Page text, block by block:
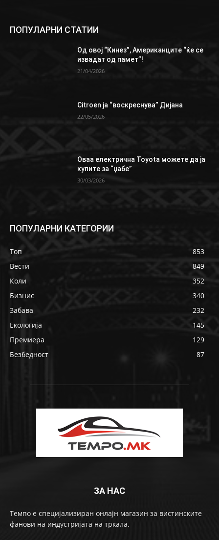
ПОПУЛАРНИ СТАТИИ
Од овој “Кинез”, Aмериканците “ќе се
извадат од памет”!
21/04/2026
Citroen ја “воскреснува” Дијана
22/05/2026
Oваа електрична Toyota можете да ја
купите за “џабе”
30/03/2026
ПОПУЛАРНИ КАТЕГОРИИ
Топ
853
Вести
849
Коли
352
Бизнис
340
Забава
232
Екологија
145
Премиера
129
Безбедност
87
ЗА НАС
Темпо е специјализиран онлајн магазин за вистинските
фанови на индустријата на тркала.